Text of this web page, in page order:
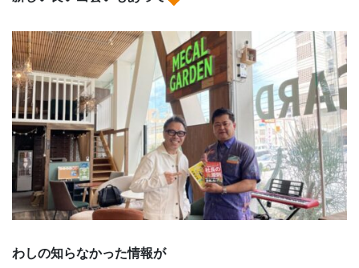
わしの知らなかった情報が